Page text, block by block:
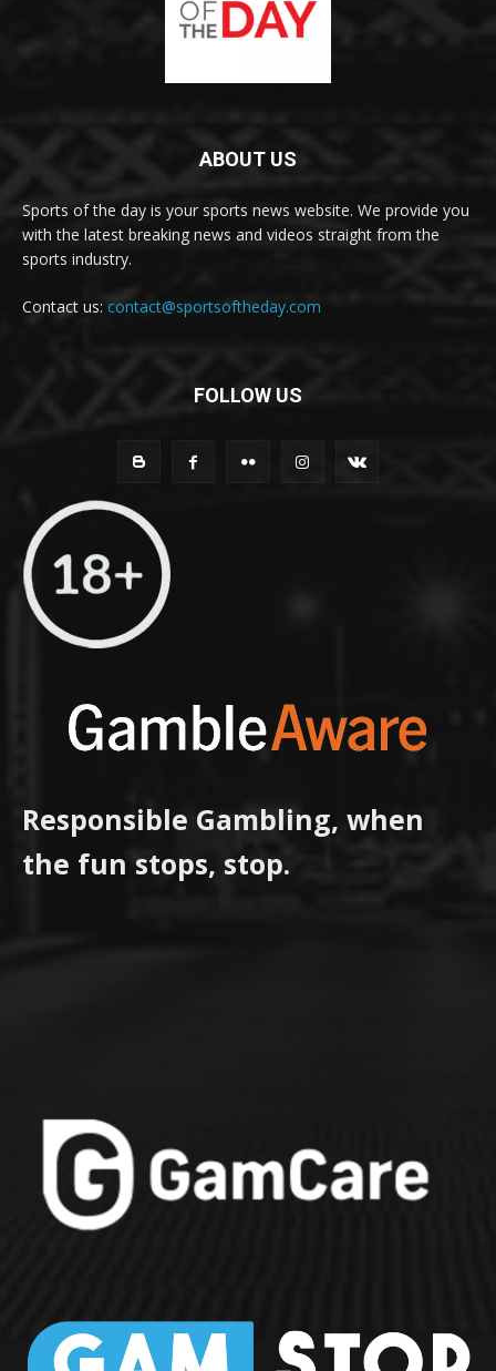
ABOUT US
Sports of the day is your sports news website. We provide you
with the latest breaking news and videos straight from the
sports industry.
Contact us: contact@sportsoftheday.com
FOLLOW US
Responsible Gambling, when
the fun stops, stop.